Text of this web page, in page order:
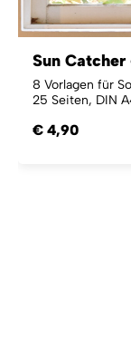
Sun
8 Vorlagen für
25 Seiten, DIN
€ 4,90